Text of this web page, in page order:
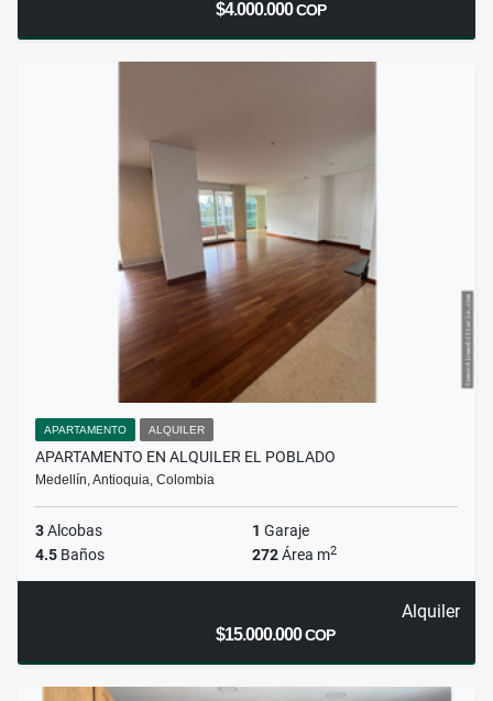
$4.000.000COP
APARTAMENTO ALQUILER
APARTAMENTO EN ALQUILER EL POBLADO
Medellín, Antioquia, Colombia
3Alcobas 1 Garaje
4.5 Baños 272Área m2
Alquiler
$15.000.000COP